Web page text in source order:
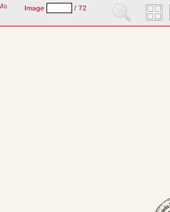
Image / 72